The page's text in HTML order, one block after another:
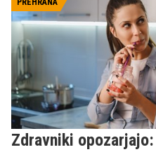
PREHRANA
Zdravniki